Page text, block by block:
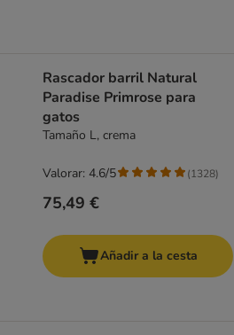
Rascador barril Natural
Paradise Primrose para
gatos
Tamaño L, crema
75,49 €
Valorar: 4.6/5 (1328)
Añadir a la cesta